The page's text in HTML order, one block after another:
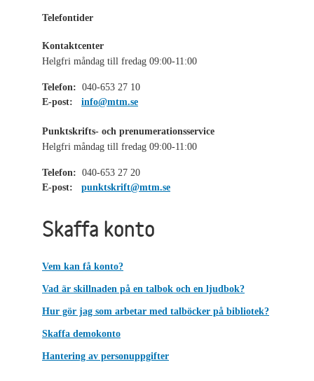
Telefontider
Kontaktcenter
Helgfri måndag till fredag 09:00-11:00
Telefon: 040-653 27 10
E-post:
info@mtm.se
Punktskrifts- och prenumerationsservice
Helgfri måndag till fredag 09:00-11:00
Telefon: 040-653 27 20
E-post:
punktskrift@mtm.se
Skaffa konto
Vem kan få konto?
Vad är skillnaden på en talbok och en ljudbok?
Hur gör jag som arbetar med talböcker på bibliotek?
Skaffa demokonto
Hantering av personuppgifter